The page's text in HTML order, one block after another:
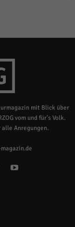
mit Blick über
vom und für's Volk.
alle Anregungen.